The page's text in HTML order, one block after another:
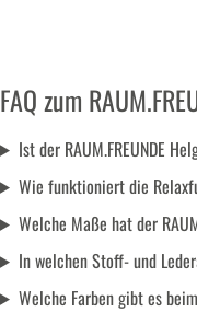
FAQ zum
Ist der RAUM.FREUNDE
Wie funktioniert die
Welche Maße hat der
In welchen Stoff- und
Welche Farben gibt es